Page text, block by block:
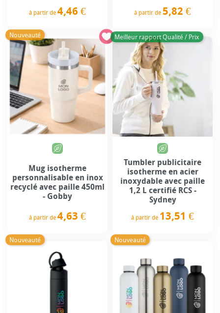
à partir de 4,46 € à partir de 5,82 €
Nouveauté
Mug isotherme
personnalisable en inox
recyclé avec paille 450ml
- Gobby
à partir de 4,63 €
Meilleur rapport Qualité / Prix
Tumbler publicitaire
isotherme en acier
inoxydable avec paille
1,2 L certifié RCS -
Sydney
à partir de 13,51 €
Nouveauté Nouveauté